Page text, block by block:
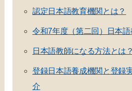
認定日本語教育機関とは？
令和7年度（第二回）日本
日本語教師になる方法とは？
登録日本語養成機関と登録
介